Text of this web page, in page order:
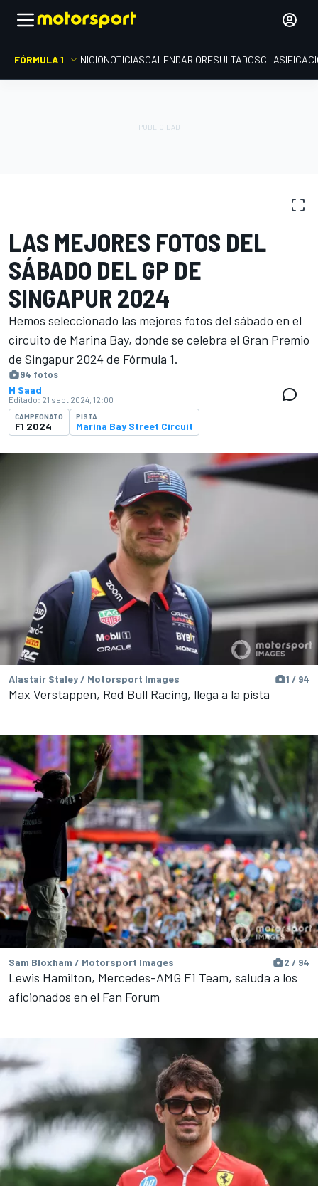
FÓRMULA 1 INICIONOTICIASCALENDARIORESULTADOS
LAS MEJORES FOTOS DEL
SÁBADO DEL GP DE
SINGAPUR 2024
Hemos seleccionado las mejores fotos del sábado en el
circuito de Marina Bay, donde se celebra el Gran Premio
de Singapur 2024 de Fórmula 1.
94 fotos
M Saad
Editado: 21 sept 2024, 12:00
CAMPEONATO
F1 2024
PISTA
Marina Bay Street Circuit
Alastair Staley / Motorsport Images 1 / 94
Max Verstappen, Red Bull Racing, llega a la pista
Sam Bloxham / Motorsport Images 2 / 94
Lewis Hamilton, Mercedes-AMG F1 Team, saluda a los
aficionados en el Fan Forum